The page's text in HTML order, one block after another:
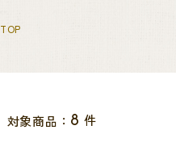
TOP
対象商品： 8 件